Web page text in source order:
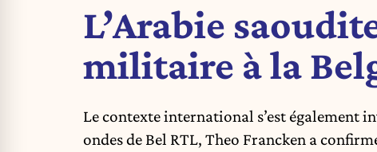
L’Arabie
militaire à la
Le contexte international s’est également
ondes de Bel RTL, Theo Francken a